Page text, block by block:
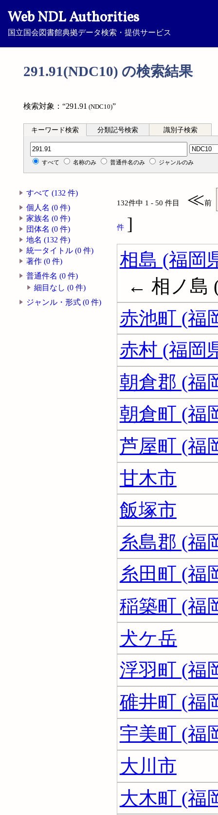
Web NDL Authorities
国立国会図書館典拠データ検索・提供サービス
291.91(NDC10) の検索結果
検索対象：“291.91 (NDC10)”
キーワード検索 分類記号検索 識別子検索
分類記号検索
すべて 名称のみ 普通件名のみ ジャンルのみ
すべて (132 件)
個人名 (0 件)
家族名 (0 件)
団体名 (0 件)
地名 (132 件)
統一タイトル (0 件)
著作 (0 件)
普通件名 (0 件)
細目なし (0 件)
ジャンル・形式 (0 件)
132件中 1 - 50 件目 ≪前
件 ]
相島 (福岡
← 相ノ島
赤池町 (福
赤村 (福岡
朝倉郡 (福
朝倉町 (福
芦屋町 (福
甘木市
飯塚市
糸島郡 (福
糸田町 (福
稲築町 (福
犬ケ岳
浮羽町 (福
碓井町 (福
宇美町 (福
大川市
大木町 (福